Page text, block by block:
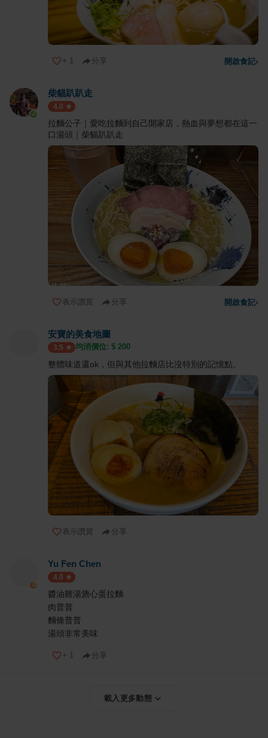
+ 1 分享 開啟食記›
柴貓趴趴走
4.0
拉麵公子｜愛吃拉麵到自己開家店，熱血與夢想都在這一
口湯頭｜柴貓趴趴走
表示讚賞 分享 開啟食記›
安寶的美食地圖
3.5 均消價位: $ 200
整體味道還ok，但與其他拉麵店比沒特別的記憶點。
表示讚賞 分享
Yu Fen Chen
4.0
醬油雞湯溏心蛋拉麵
肉普普
麵條普普
湯頭非常美味
+ 1 分享
載入更多動態